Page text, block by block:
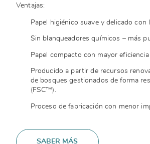
Ventajas:
Papel higiénico suave y delicado con
Sin blanqueadores químicos – más
Papel compacto con mayor
Producido a partir de recursos
de bosques gestionados de forma
(FSC™).
Proceso de fabricación con menor
SABER MÁS